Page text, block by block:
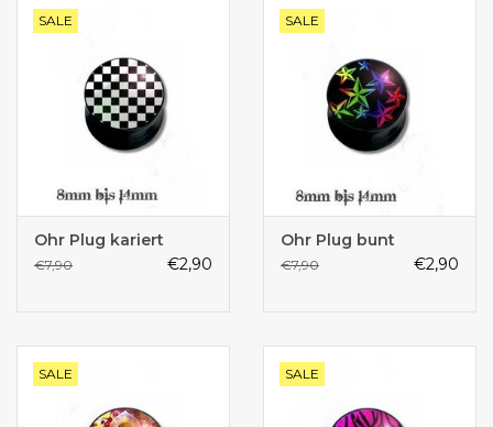
SALE
Ohr Plug kariert
€7,90 €2,90
SALE
Ohr Plug bunt
€7,90 €2,90
SALE SALE